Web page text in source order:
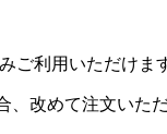
ご利用いただけま
改めて注文いた